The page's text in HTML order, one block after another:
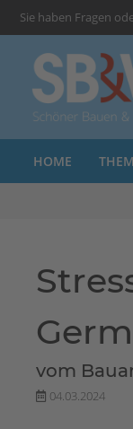
Sie haben Fragen
HOME
vom
04.03.2024